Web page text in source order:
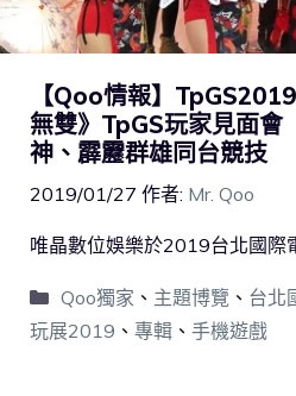
【Qoo情報】
無雙》TpGS玩家見面
神、霹靂群雄同台競技
2019/01/27 作者: Mr. Qoo
唯晶數位娛樂於2019台北國際
Qoo獨家 、 主題博覽 、 台北
玩展2019 、 專輯 、 手機遊戲